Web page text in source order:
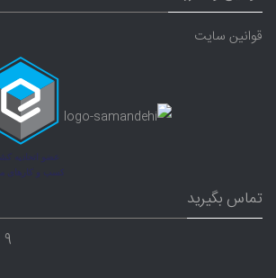
قوانین سایت
تماس بگیرید
9 صبح الی 23 شب